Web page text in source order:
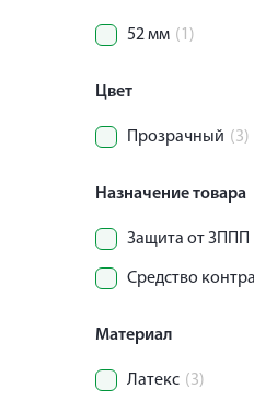
52 мм (1)
Цвет
Прозрачный (3)
Назначение товара
Защита от ЗППП
Средство
Материал
Латекс (3)